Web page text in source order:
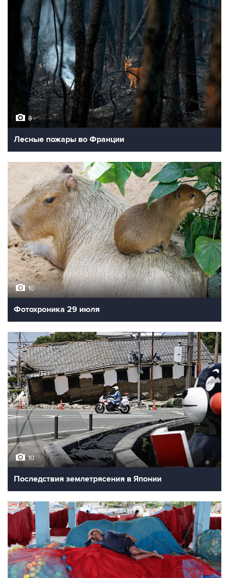
8
Лесные пожары во Франции
10
Фотохроника 29 июля
10
Последствия землетрясения в Японии